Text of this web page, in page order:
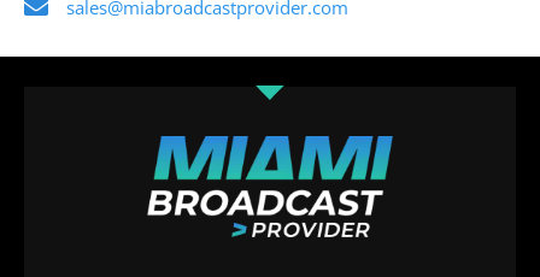
sales@miabroadcastprovider.com